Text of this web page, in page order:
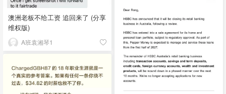
澳洲老板不给工资 追回来了 (分享
维权版)
A班袁湘琴1